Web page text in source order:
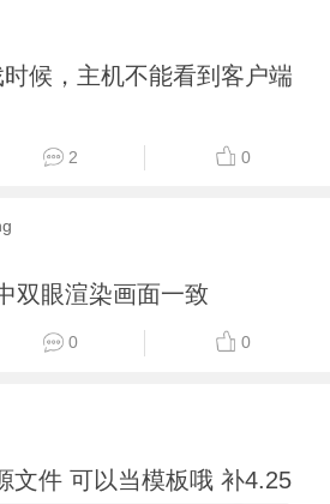
候，主机不能看到客户端
2 0
双眼渲染画面一致
0 0
文件 可以当模板哦 补4.25